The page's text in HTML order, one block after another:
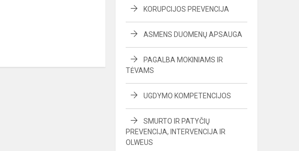
KORUPCIJOS PREVENCIJA
ASMENS DUOMENŲ APSAUGA
PAGALBA MOKINIAMS IR
TĖVAMS
UGDYMO KOMPETENCIJOS
SMURTO IR PATYČIŲ
PREVENCIJA, INTERVENCIJA IR
OLWEUS